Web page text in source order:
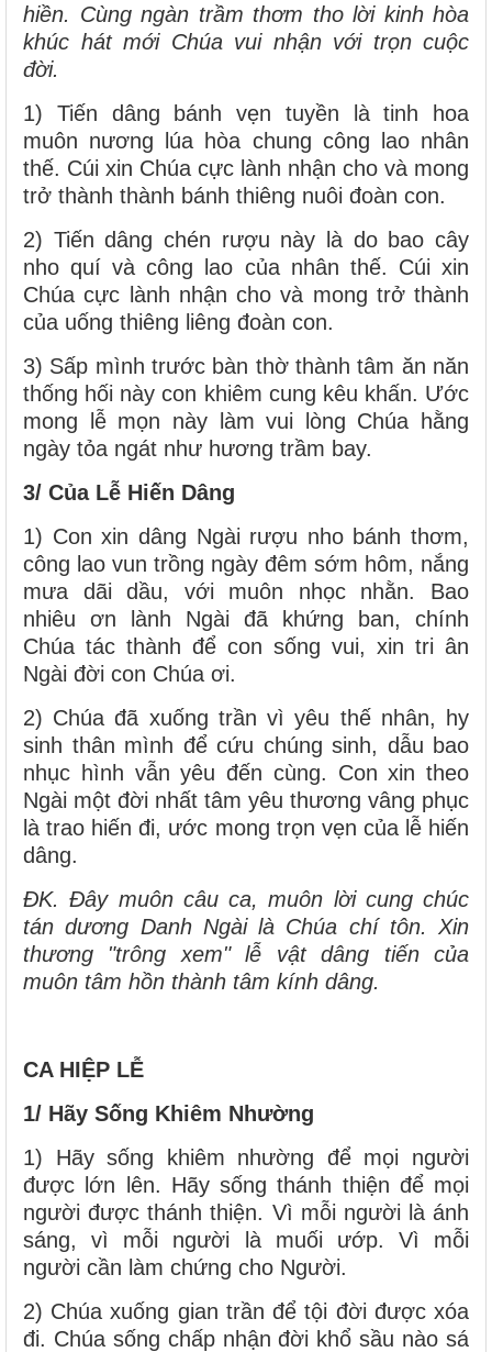
hiền. Cùng ngàn trầm thơm tho lời kinh hòa
khúc hát mới Chúa vui nhận với trọn cuộc
đời.
1) Tiến dâng bánh vẹn tuyền là tinh hoa
muôn nương lúa hòa chung công lao nhân
thế. Cúi xin Chúa cực lành nhận cho và mong
trở thành thành bánh thiêng nuôi đoàn con.
2) Tiến dâng chén rượu này là do bao cây
nho quí và công lao của nhân thế. Cúi xin
Chúa cực lành nhận cho và mong trở thành
của uống thiêng liêng đoàn con.
3) Sấp mình trước bàn thờ thành tâm ăn năn
thống hối này con khiêm cung kêu khấn. Ước
mong lễ mọn này làm vui lòng Chúa hằng
ngày tỏa ngát như hương trầm bay.
3/ Của Lễ Hiến Dâng
1) Con xin dâng Ngài rượu nho bánh thơm,
công lao vun trồng ngày đêm sớm hôm, nắng
mưa dãi dầu, với muôn nhọc nhằn. Bao
nhiêu ơn lành Ngài đã khứng ban, chính
Chúa tác thành để con sống vui, xin tri ân
Ngài đời con Chúa ơi.
2) Chúa đã xuống trần vì yêu thế nhân, hy
sinh thân mình để cứu chúng sinh, dẫu bao
nhục hình vẫn yêu đến cùng. Con xin theo
Ngài một đời nhất tâm yêu thương vâng phục
là trao hiến đi, ước mong trọn vẹn của lễ hiến
dâng.
ĐK. Đây muôn câu ca, muôn lời cung chúc
tán dương Danh Ngài là Chúa chí tôn. Xin
thương "trông xem" lễ vật dâng tiến của
muôn tâm hồn thành tâm kính dâng.
CA HIỆP LỄ
1/ Hãy Sống Khiêm Nhường
1) Hãy sống khiêm nhường để mọi người
được lớn lên. Hãy sống thánh thiện để mọi
người được thánh thiện. Vì mỗi người là ánh
sáng, vì mỗi người là muối ướp. Vì mỗi
người cần làm chứng cho Người.
2) Chúa xuống gian trần để tội đời được xóa
đi. Chúa sống chấp nhận đời khổ sầu nào sá